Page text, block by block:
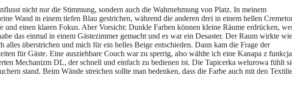
nicht nur die Stimmung, sondern auch die Wahrnehmung von Platz. In meinem
Wand in einem tiefen Blau gestrichen, während die anderen drei in einem hellen
und einen klaren Fokus. Aber Vorsicht: Dunkle Farben können kleine Räume erdrücken,
das einmal in einem Gästezimmer gemacht und es war ein Desaster. Der Raum wirkte wie
alles überstrichen und mich für ein helles Beige entschieden. Dann kam die Frage der
für Gäste. Eine ausziehbare Couch war zu sperrig, also wählte ich eine Kanapa z funkcja
Mechanizm DL, der schnell und einfach zu bedienen ist. Die Tapicerka welurowa fühlt
stand. Beim Wände streichen sollte man bedenken, dass die Farbe auch mit den